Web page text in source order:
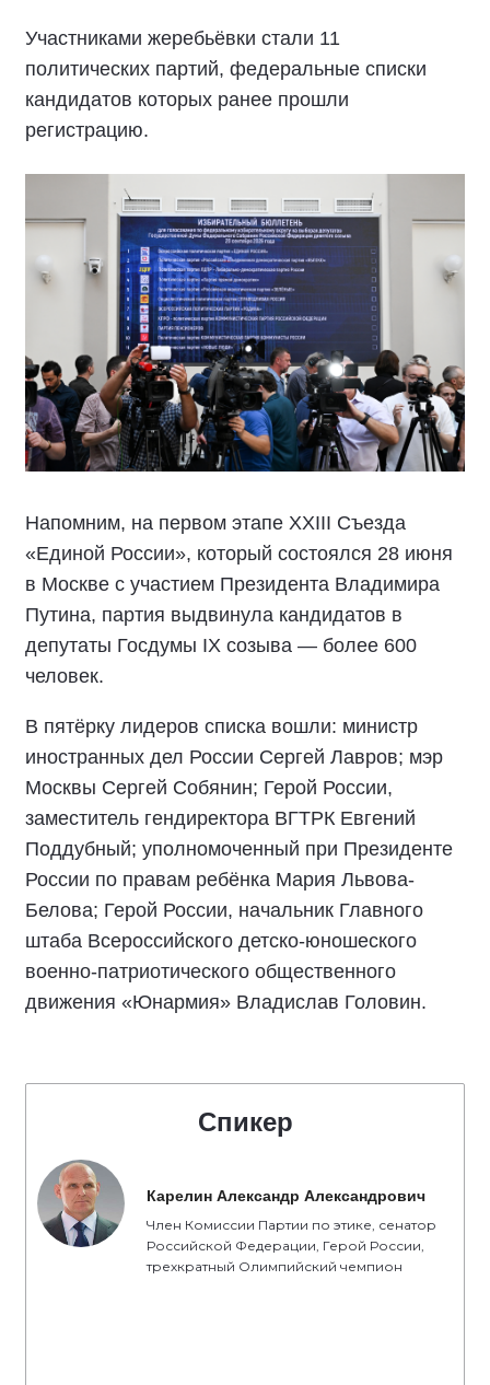
Участниками жеребьёвки стали 11
политических партий, федеральные списки
кандидатов которых ранее прошли
регистрацию.
Напомним, на первом этапе XXIII Съезда
«Единой России», который состоялся 28 июня
в Москве с участием Президента Владимира
Путина, партия выдвинула кандидатов в
депутаты Госдумы IX созыва — более 600
человек.
В пятёрку лидеров списка вошли: министр
иностранных дел России Сергей Лавров; мэр
Москвы Сергей Собянин; Герой России,
заместитель гендиректора ВГТРК Евгений
Поддубный; уполномоченный при Президенте
России по правам ребёнка Мария Львова-
Белова; Герой России, начальник Главного
штаба Всероссийского детско-юношеского
военно-патриотического общественного
движения «Юнармия» Владислав Головин.
Спикер
Карелин Александр Александрович
Член Комиссии Партии по этике, сенатор
Российской Федерации, Герой России,
трехкратный Олимпийский чемпион